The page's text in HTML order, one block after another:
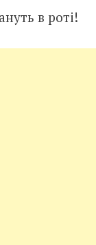
в роті!